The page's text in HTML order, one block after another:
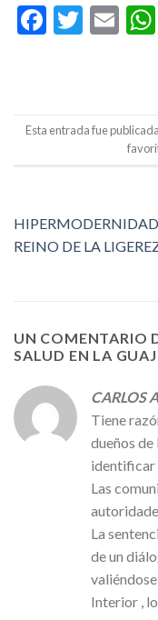
Esta entrada fue
REINO DE LA
UN COMENTARIO
SALUD EN LA
CARLOS
Tiene
dueños de
identificar
Las
La
de un
Interior ,